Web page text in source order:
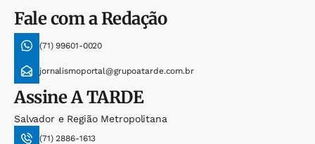
Fale com a Redação
(71) 99601-0020
jornalismoportal@grupoatarde.com.br
AssineA TARDE
Salvador e Região Metropolitana
(71) 2886-1613